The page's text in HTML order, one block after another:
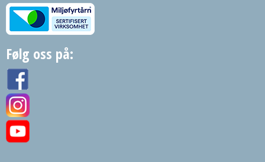
Følg oss på: